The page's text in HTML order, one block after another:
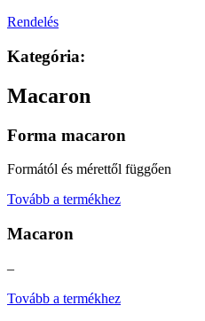
Rendelés
Kategória:
Macaron
Forma macaron
Formától és mérettől függően
Tovább a termékhez
Macaron
–
Tovább a termékhez